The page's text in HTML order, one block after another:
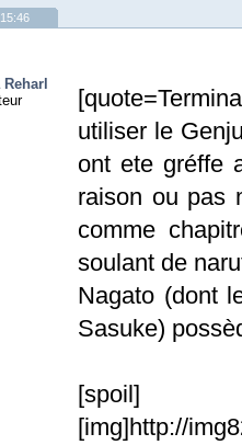
utiliser le
ont ete gréffe
raison ou pas
comme
soulant de
Nagato (dont
Sasuke)
[spoil]
[img]http://